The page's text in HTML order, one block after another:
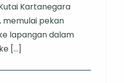
Kukar
Resmikan
Tiga
Dorong
Kartanegara
memulai pekan
lapangan dalam
[…]